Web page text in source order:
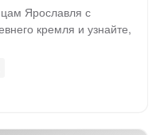
Ярославля с
кремля и узнайте,